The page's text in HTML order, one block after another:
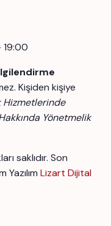
Kişiden kişiye
Hizmetlerinde
Yönetmelik
saklıdır. Son
Lizart Dijital